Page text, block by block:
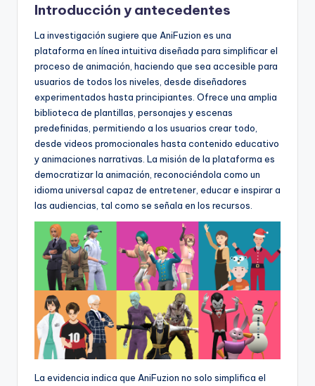
U
p
d
Introducción y antecedentes
La investigación sugiere que AniFuzion es una
plataforma en línea intuitiva diseñada para simplificar el
proceso de animación, haciendo que sea accesible para
usuarios de todos los niveles, desde diseñadores
experimentados hasta principiantes. Ofrece una amplia
biblioteca de plantillas, personajes y escenas
predefinidas, permitiendo a los usuarios crear todo,
desde videos promocionales hasta contenido educativo
y animaciones narrativas. La misión de la plataforma es
democratizar la animación, reconociéndola como un
idioma universal capaz de entretener, educar e inspirar a
las audiencias, tal como se señala en los recursos.
La evidencia indica que AniFuzion no solo simplifica el